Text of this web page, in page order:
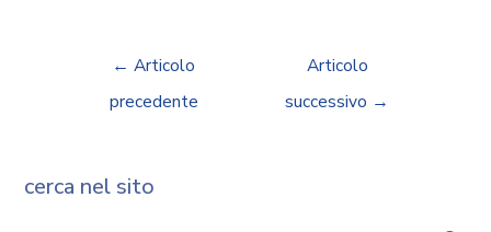
← Articolo
precedente
Articolo
successivo →
cerca nel sito